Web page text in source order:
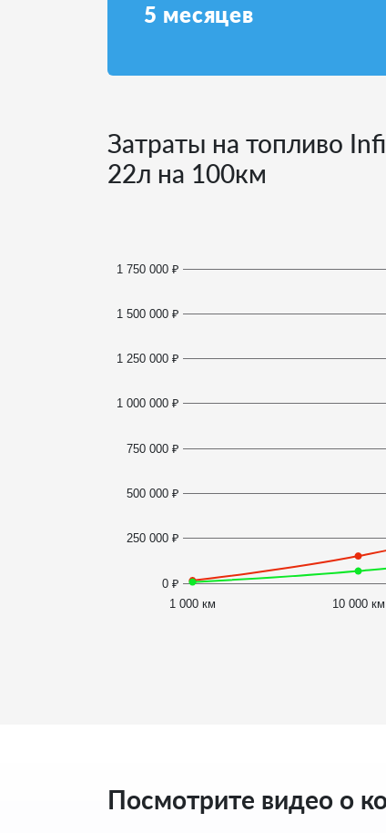
5 месяцев
Затраты на топливо
22л на 100км
1 000 км 10 000 км
0 ₽
250 000 ₽
500 000 ₽
750 000 ₽
1 000 000 ₽
1 250 000 ₽
1 500 000 ₽
1 750 000 ₽
Посмотрите видео о